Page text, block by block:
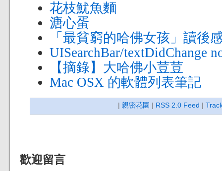
花枝魷魚麵
溏心蛋
「最貧窮的哈佛女孩」讀後
UISearchBar/textDidChange
【摘錄】大哈佛小荳荳
Mac OSX 的軟體列表筆記
| 親密花園 | RSS 2.0 Feed |
歡迎留言